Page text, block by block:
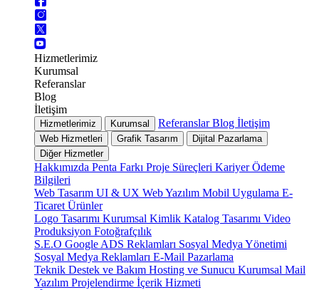
Hizmetlerimiz
Kurumsal
Referanslar
Blog
İletişim
Hizmetlerimiz Kurumsal ReferanslarBlog İletişim
Web Hizmetleri Grafik Tasarım
Dijital Pazarlama
Diğer Hizmetler
Hakkımızda Penta Farkı Proje Süreçleri KariyerÖdeme
Bilgileri
Web Tasarım UI & UX Web Yazılım Mobil Uygulama E-
Ticaret Ürünler
Logo Tasarımı Kurumsal Kimlik Katalog Tasarımı Video
Produksiyon Fotoğrafçılık
S.E.O Google ADS Reklamları Sosyal Medya Yönetimi
Sosyal Medya Reklamları E-Mail Pazarlama
Teknik Destek ve Bakım Hosting ve Sunucu Kurumsal Mail
Yazılım Projelendirme İçerik Hizmeti